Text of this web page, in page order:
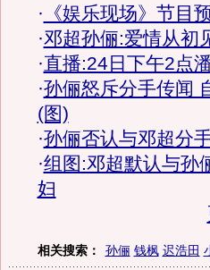
· 《娱乐现场》节目
·邓超孙俪:爱情从初
·直播:24日下午2点
·孙俪怒斥分手传闻
(图)
·孙俪否认与邓超分
·组图:邓超默认与孙
妇
相关搜索： 孙俪 钱枫 迟浩田